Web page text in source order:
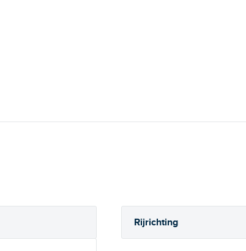
Rijrichting